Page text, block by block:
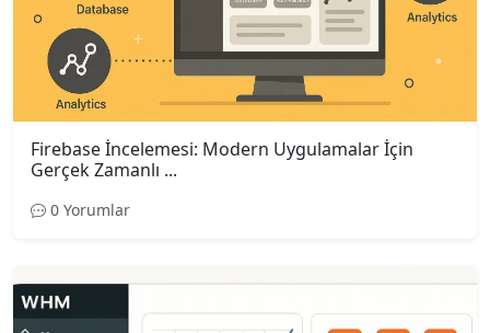
Firebase İncelemesi: Modern Uygulamalar İçin
Gerçek Zamanlı ...
0 Yorumlar